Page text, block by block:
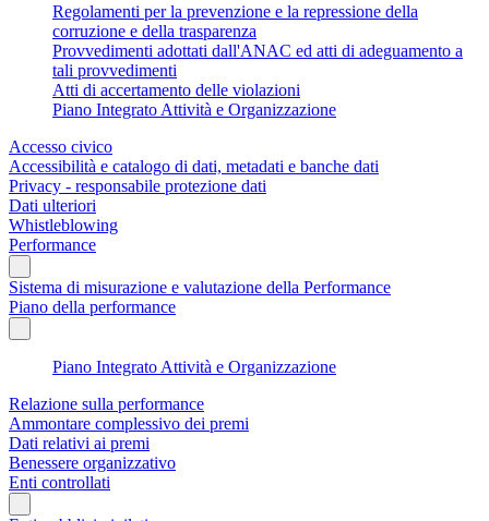
Regolamenti per la prevenzione e la repressione della
corruzione e della trasparenza
Provvedimenti adottati dall'ANAC ed atti di adeguamento a
tali provvedimenti
Atti di accertamento delle violazioni
Piano Integrato Attività e Organizzazione
Accesso civico
Accessibilità e catalogo di dati, metadati e banche dati
Privacy - responsabile protezione dati
Dati ulteriori
Whistleblowing
Performance
Sistema di misurazione e valutazione della Performance
Piano della performance
Piano Integrato Attività e Organizzazione
Relazione sulla performance
Ammontare complessivo dei premi
Dati relativi ai premi
Benessere organizzativo
Enti controllati